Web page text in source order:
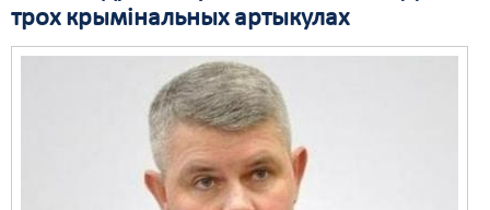
трох крымінальных артыкулах